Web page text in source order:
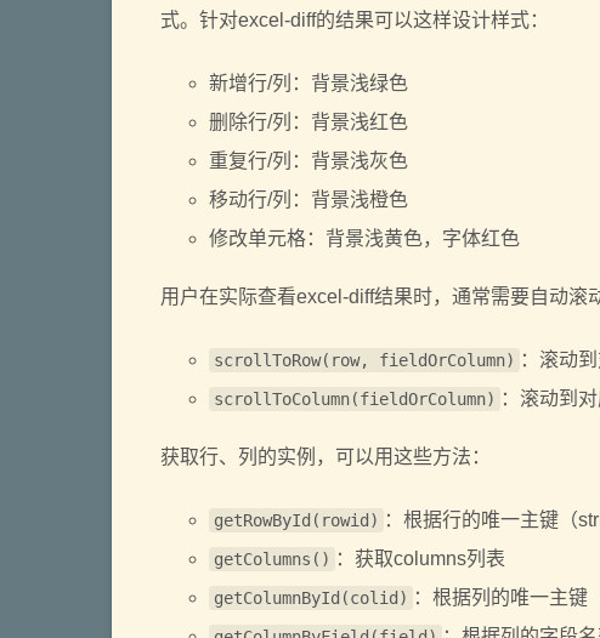
式。针对excel-diff的结果可以这样设计样式：
新增行/列：背景浅绿色
删除行/列：背景浅红色
重复行/列：背景浅灰色
移动行/列：背景浅橙色
修改单元格：背景浅黄色，字体红色
用户在实际查看excel-diff结果时，通常需要自动滚
scrollToRow(row, fieldOrColumn) ：滚动
scrollToColumn(fieldOrColumn) ：滚动到
获取行、列的实例，可以用这些方法：
getRowById(rowid) ：根据行的唯一主键（
getColumns() ：获取columns列表
getColumnById(colid) ：根据列的唯一主键